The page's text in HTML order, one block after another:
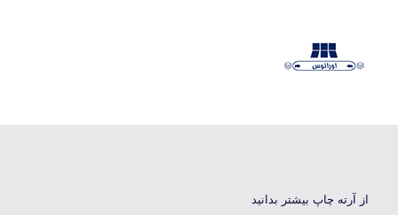
از آرته چاپ بیشتر بدانید